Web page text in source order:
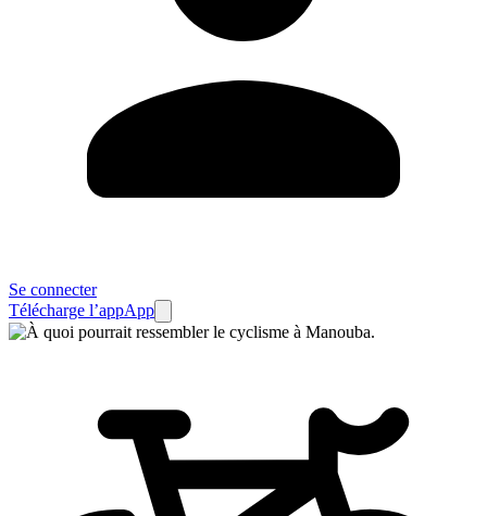
Se connecter
Télécharge l’appApp